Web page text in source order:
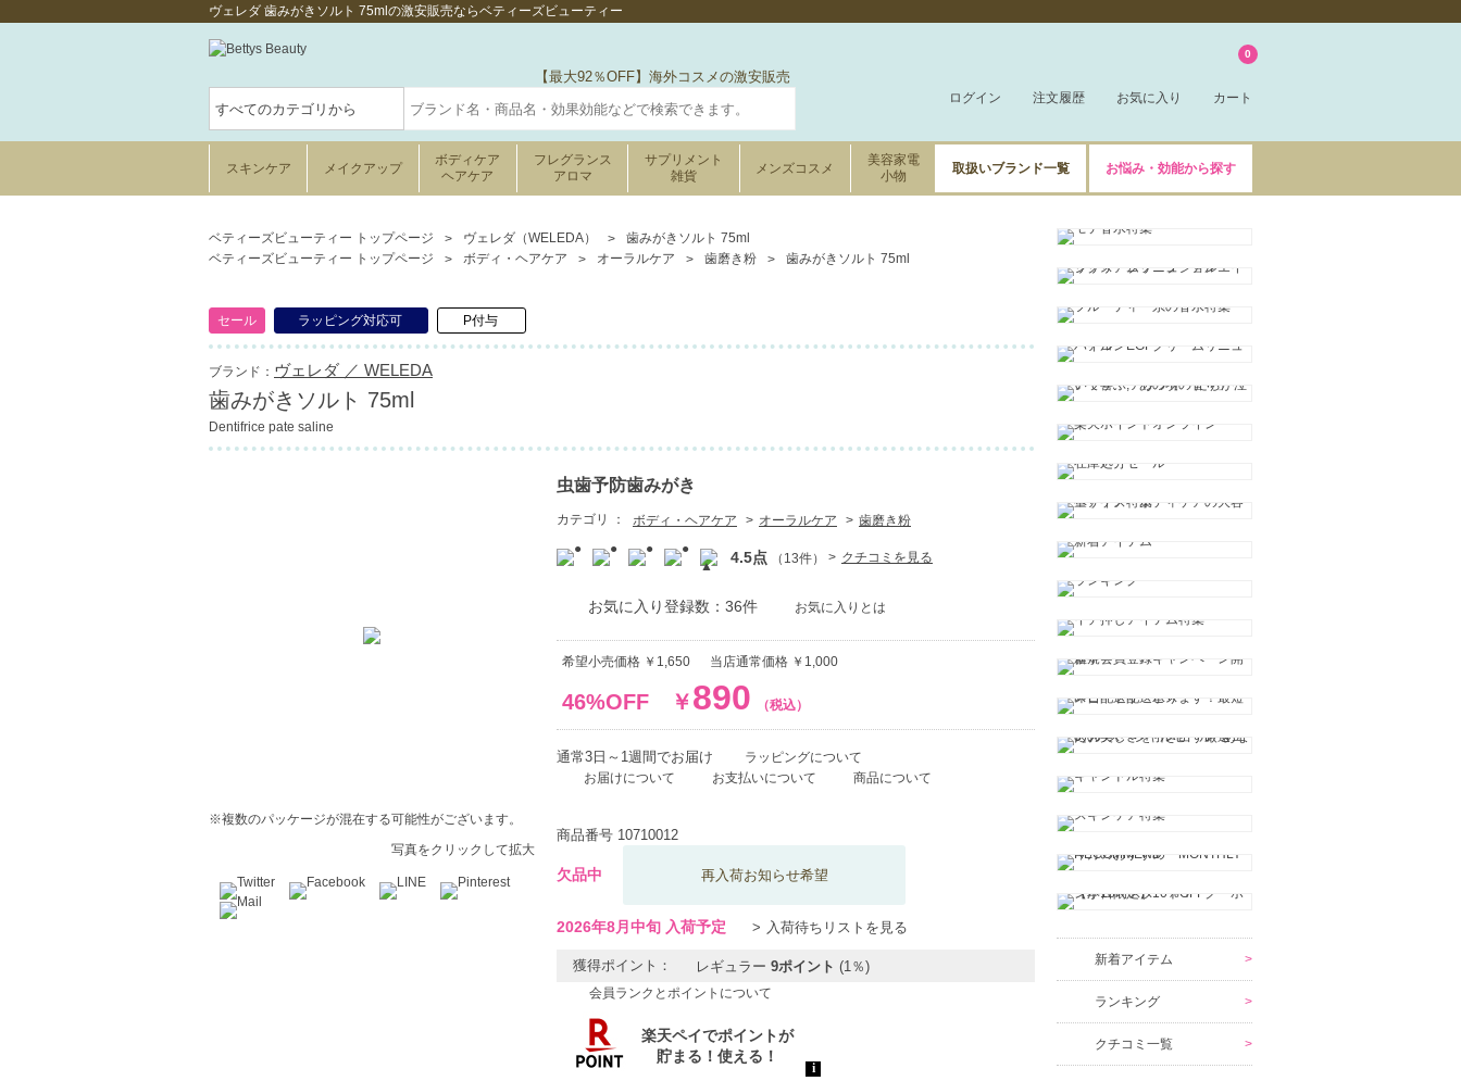
ヴェレダ 歯みがきソルト 75mlの激安販売ならベティーズビューティー
【最大92％OFF】海外コスメの激安販売
ログイン 注文履歴 お気に入り カート
0
スキンケア メイクアップ
ボディケア
ヘアケア
フレグランス
アロマ
サプリメント
雑貨
メンズコスメ
美容家電
小物
取扱いブランド一覧 お悩み・効能から探す
ベティーズビューティー トップページ ヴェレダ（WELEDA）
歯みがきソルト 75ml
ベティーズビューティー トップページ
ボディ・ヘアケア オーラルケア 歯磨き粉 歯みがきソルト 75ml
セール ラッピング対応可 P付与
ブランド： ヴェレダ ／ WELEDA
歯みがきソルト 75ml
Dentifrice pate saline
※複数のパッケージが混在する可能性がございます。
写真をクリックして拡大
虫歯予防歯みがき
カテゴリ ： ボディ・ヘアケア オーラルケア 歯磨き粉
4.5点 （13件） クチコミを見る
お気に入り登録数：36件 お気に入りとは
希望小売価格 ￥1,650 当店通常価格 ￥1,000
46%OFF ￥890 （税込）
通常3日～1週間でお届け
ラッピングについて
お届けについて
お支払いについて 商品について
商品番号 10710012
欠品中 再入荷お知らせ希望
2026年8月中旬 入荷予定 入荷待ちリストを見る
獲得ポイント： レギュラー 9ポイント (1％)
会員ランクとポイントについて
新着アイテム
ランキング
クチコミ一覧